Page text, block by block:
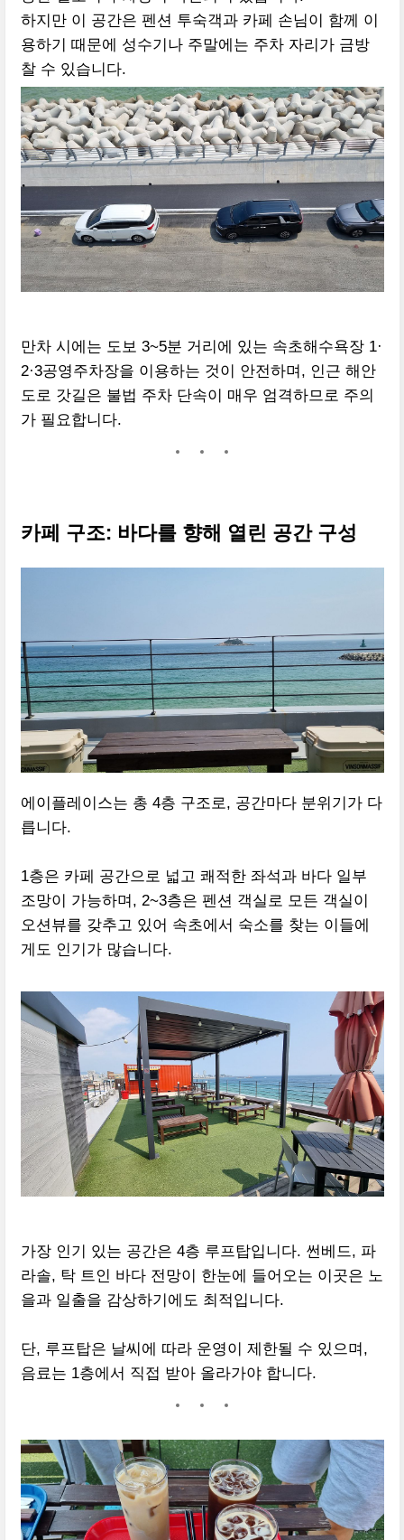
하지만 이 공간은 펜션 투숙객과 카페 손님이 함께 이
용하기 때문에 성수기나 주말에는 주차 자리가 금방
찰 수 있습니다.
만차 시에는 도보 3~5분 거리에 있는 속초해수욕장 1·
2·3공영주차장을 이용하는 것이 안전하며, 인근 해안
도로 갓길은 불법 주차 단속이 매우 엄격하므로 주의
가 필요합니다.
카페 구조: 바다를 향해 열린 공간 구성
에이플레이스는 총 4층 구조로, 공간마다 분위기가 다
릅니다.
1층은 카페 공간으로 넓고 쾌적한 좌석과 바다 일부
조망이 가능하며, 2~3층은 펜션 객실로 모든 객실이
오션뷰를 갖추고 있어 속초에서 숙소를 찾는 이들에
게도 인기가 많습니다.
가장 인기 있는 공간은 4층 루프탑입니다. 썬베드, 파
라솔, 탁 트인 바다 전망이 한눈에 들어오는 이곳은 노
을과 일출을 감상하기에도 최적입니다.
단, 루프탑은 날씨에 따라 운영이 제한될 수 있으며,
음료는 1층에서 직접 받아 올라가야 합니다.